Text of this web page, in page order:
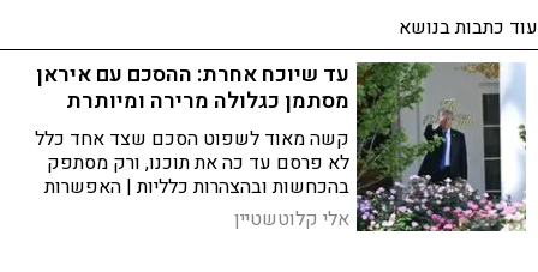
עוד כתבות בנושא
עד שיוכח אחרת: ההסכם עם איראן
מסתמן כגלולה מרירה ומיותרת
קשה מאוד לשפוט הסכם שצד אחד כלל
לא פרסם עד כה את תוכנו, ורק מסתפק
בהכחשות ובהצהרות כלליות | האפשרות
שטראמפ החליט ללכת לקנוסה ממשית
ומדאיגה, ואם היא נכונה - השפעותיה
אלי קלוטשטיין